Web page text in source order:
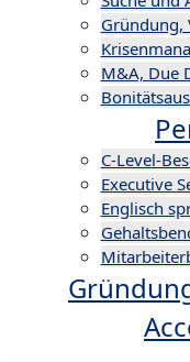
Gründung,
M&A, Due
C-Level-
Executive
Englisch